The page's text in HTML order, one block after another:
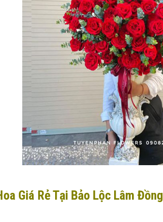
Giá Rẻ Tại Bảo Lộc Lâm Đồng